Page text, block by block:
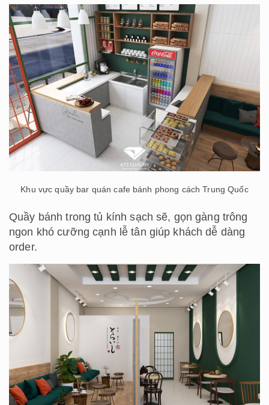
Khu vực quầy bar quán cafe bánh phong cách Trung Quốc
Quầy bánh trong tủ kính sạch sẽ, gọn gàng trông
ngon khó cưỡng cạnh lễ tân giúp khách dễ dàng
order.